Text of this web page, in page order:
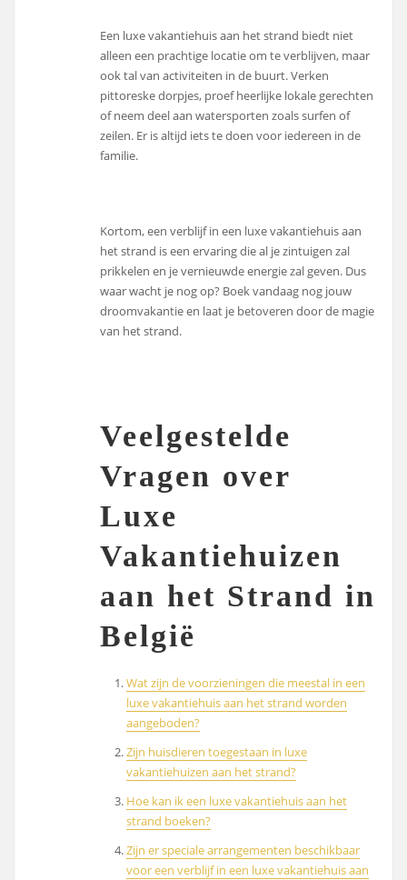
Een luxe vakantiehuis aan het strand biedt niet
alleen een prachtige locatie om te verblijven, maar
ook tal van activiteiten in de buurt. Verken
pittoreske dorpjes, proef heerlijke lokale gerechten
of neem deel aan watersporten zoals surfen of
zeilen. Er is altijd iets te doen voor iedereen in de
familie.
Kortom, een verblijf in een luxe vakantiehuis aan
het strand is een ervaring die al je zintuigen zal
prikkelen en je vernieuwde energie zal geven. Dus
waar wacht je nog op? Boek vandaag nog jouw
droomvakantie en laat je betoveren door de magie
van het strand.
Veelgestelde
Vragen over
Luxe
Vakantiehuizen
aan het Strand in
België
Wat zijn de voorzieningen die meestal in een
luxe vakantiehuis aan het strand worden
aangeboden?
Zijn huisdieren toegestaan in luxe
vakantiehuizen aan het strand?
Hoe kan ik een luxe vakantiehuis aan het
strand boeken?
Zijn er speciale arrangementen beschikbaar
voor een verblijf in een luxe vakantiehuis aan